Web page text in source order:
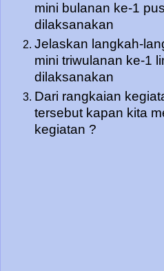
mini bulanan ke-1
dilaksanakan
Jelaskan langkah-
mini triwulanan ke-1
dilaksanakan
Dari rangkaian
tersebut kapan kita
kegiatan ?